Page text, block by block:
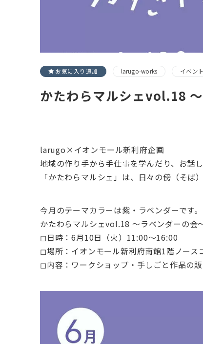
お気に入り追加 larugo-works イベン
かたわらマルシェvol.18
larugo×イオンモール新利府企画
地域の作り手から手仕事を学んだり、お話
「かたわらマルシェ」は、日々の傍（そば
今月のテーマカラーは紫・ラベンダーです。
かたわらマルシェvol.18 〜ラベンダーの会
◻︎日時：6月10日（火）11:00〜16:00
◻︎場所：イオンモール新利府南館1階ノース
◻︎内容：ワークショップ・手しごと作品の